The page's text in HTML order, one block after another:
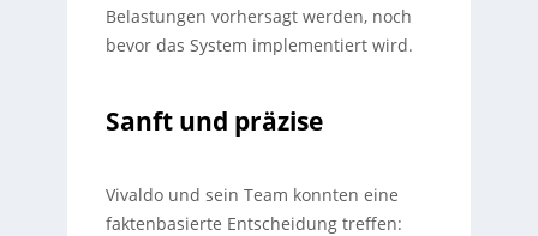
Belastungen vorhersagt werden, noch
bevor das System implementiert wird.
Sanft und präzise
Vivaldo und sein Team konnten eine
faktenbasierte Entscheidung treffen: